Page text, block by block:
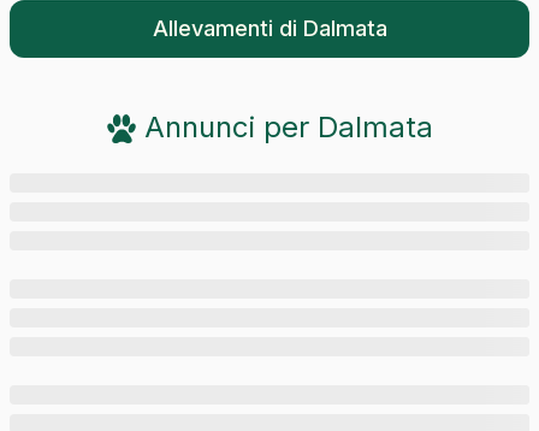
Allevamenti di Dalmata
Annunci per Dalmata